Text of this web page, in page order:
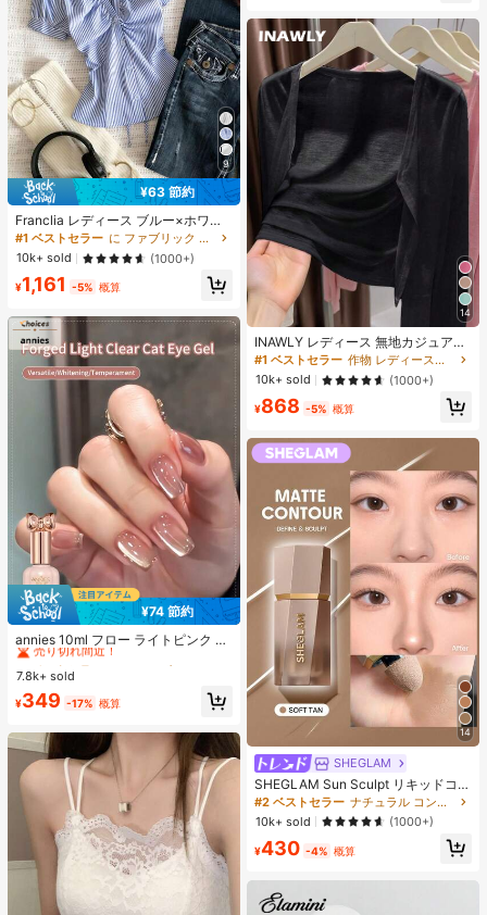
9
¥63 節約
Franclia レディース ブルー×ホワイ
ト ストライプ ボタン付きシャーリン
グ Vネックシャツ 夏向け エフォート
レスシック ブラウス 通学・新学期向
け 春カジュアル
#1 ベストセラー
に ファブリック 柔らかなオフィスブラウス
売り切れ間近！
#1 ベストセラー
に ファブリック 柔らかなオフィスブラウス
売り切れ間近！
#1 ベストセラー
に ファブリック 柔らかなオフィスブラウス
売り切れ間近！
#1 ベストセラー
に ファブリック 柔らかなオフィスブラウス
売り切れ間近！
10k+ sold (1000+)
¥1,161 -5% 概算
¥74 節約
annies 10ml フロー ライトピンク キ
ャットアイ ジェルネイルポリッシュ
ウルトラシャイン UVジェル ミラー
グラス キャットマグネットジェル ワ
ニス ネイルサプライ
#1 ベストセラー
に アニーズ ジェルネイルポリッシュ
売り切れ間近！
#1 ベストセラー
売り切れ間近！
#1 ベストセラー
売り切れ間近！
#1 ベストセラー
に アニーズ ジェルネイルポリッシュ
7.8k+ sold
¥349 -17% 概算
14
INAWLY レディース 無地カジュアル
薄手カーディガン、春夏用
#1 ベストセラー
売り切れ間近！
#1 ベストセラー
作物 レディース軽量カーディガン
売り切れ間近！
#1 ベストセラー
作物 レディース軽量カーディガン
売り切れ間近！
#1 ベストセラー
売り切れ間近！
10k+ sold (1000+)
¥868 -5% 概算
14
SHEGLAM
SHEGLAM Sun Sculpt リキッドコン
ター-Soft Tan ノーズシャドウ シェ
ーディング 女性と女の子のためのブ
ランドビューティーコスメメイクア
ップ
#2 ベストセラー
ナチュラル コントゥア＆ブロンザー
10k+ sold
(1000+)
¥430 -4% 概算